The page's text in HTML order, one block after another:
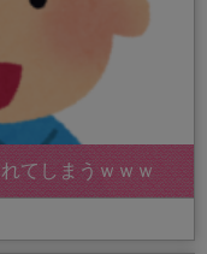
てしまうｗｗｗ